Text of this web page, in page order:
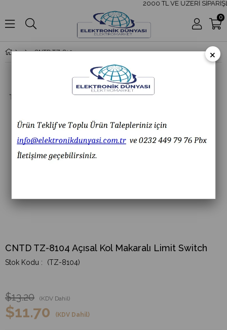
2000 TL VE ÜZERİ
0
CNTD TZ-8104 Açısal Kol Makaralı Limit Switch
CNTD TZ-8104 Açısal Kol Makaralı Limit Switch
(TZ-8104)
$13.20 (KDV Dahil)
$11.70 (KDV Dahil)
×